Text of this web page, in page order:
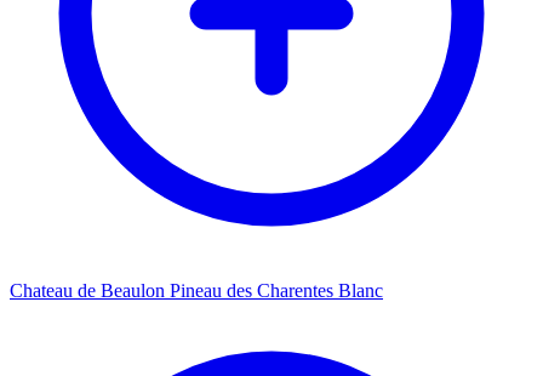
Chateau de Beaulon Pineau des Charentes Blanc